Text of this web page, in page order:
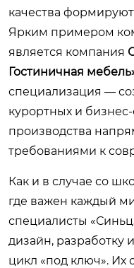
качества
Ярким примером
является компания
Гостиничная
специализация —
курортных и
производства
требованиями к
Как и в случае со
где важен каждый
специалисты
дизайн, разработку
цикл «под ключ». Их